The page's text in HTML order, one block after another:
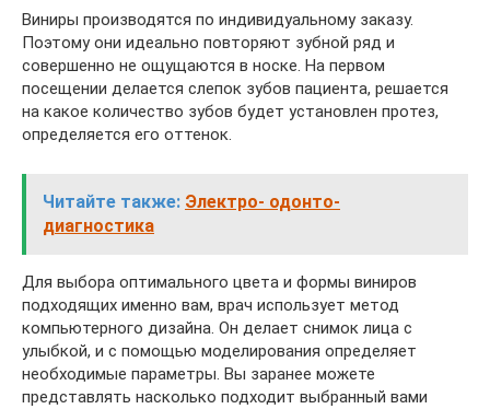
Виниры производятся по индивидуальному заказу.
Поэтому они идеально повторяют зубной ряд и
совершенно не ощущаются в носке. На первом
посещении делается слепок зубов пациента, решается
на какое количество зубов будет установлен протез,
определяется его оттенок.
Читайте также: Электро- одонто-
диагностика
Для выбора оптимального цвета и формы виниров
подходящих именно вам, врач использует метод
компьютерного дизайна. Он делает снимок лица с
улыбкой, и с помощью моделирования определяет
необходимые параметры. Вы заранее можете
представлять насколько подходит выбранный вами